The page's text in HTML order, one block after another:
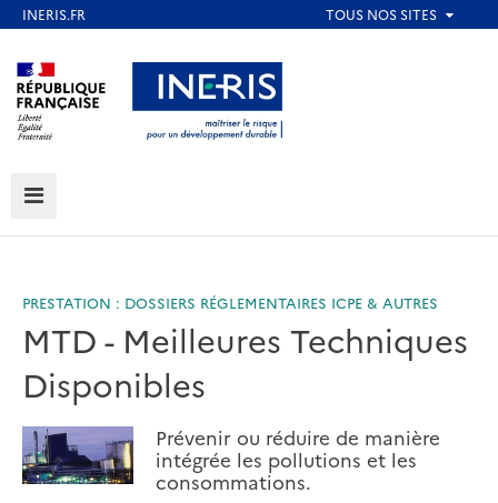
au
contenu
principal
Aller au contenu Aller au menu
Aller au pied de page
MENU
PRESTATION : DOSSIERS RÉGLEMENTAIRES ICPE & AUTRES
MTD - Meilleures Techniques
Disponibles
Prévenir ou réduire de manière
intégrée les pollutions et les
consommations.